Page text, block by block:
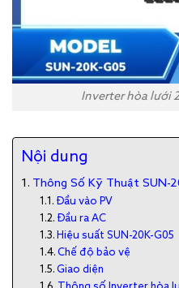
Inverter hòa lưới
Nội dung
Thông Số Kỹ Thuật SUN-
​Đầu vào PV
Đầu ra AC
Hiệu suất SUN-20K-G05
Chế độ bảo vệ
Giao diện